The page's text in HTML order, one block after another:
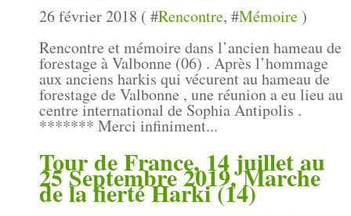
26 février 2018 ( #Rencontre, #Mémoire)
Rencontre et mémoire dans l’ancien hameau de
forestage à Valbonne (06) . Après l’hommage
aux anciens harkis qui vécurent au hameau de
forestage de Valbonne , une réunion a eu lieu au
centre international de Sophia Antipolis .
******* Merci infiniment...
Tour de France, 14 juillet au
25 Septembre 2019, Marche
de la fierté Harki (14)